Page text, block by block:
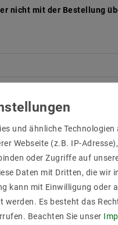
nicht mit der Bestellung
und ähnliche
Webseite (z.B. IP-
oder Zugriffe auf
Daten mit Dritten, die wir
kann mit Einwilligung oder
werden. Es besteht das
Beachten Sie unser